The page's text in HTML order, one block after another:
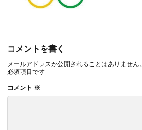
コメントを書く
メールアドレスが公開されることはありません。
必須項目です
コメント ※